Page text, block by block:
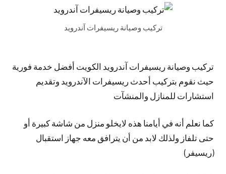
تركيب وصيانة ريسيفرات آندرويد
تركيب وصيانة ريسيفرات آندرويد الكويت أفضل خدمة فورية
حيث نقوم بتركيب أحدث ريسيفرات الآندرويد وتقديم
استشارات للمنازل والمنشآت
كما نعلم أنه في أيامنا هذه لايخلو منزل من شاشة كبيرة أو
حتى تلفاز ولذلك لابد من أن يترافق معه جهاز استقبال
(ريسيفر)